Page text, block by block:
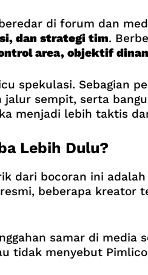
di forum dan
dan strategi tim.
area, objektif
spekulasi. Sebagian
sempit, serta
menjadi lebih taktis
Lebih Dulu?
dari bocoran ini
beberapa kreator
samar di media
tidak menyebut